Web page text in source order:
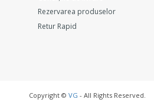
Rezervarea produselor
Retur Rapid
Copyright © VG - All Rights Reserved.